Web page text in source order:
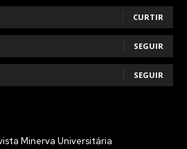
CURTIR
SEGUIR
SEGUIR
Minerva Universitária